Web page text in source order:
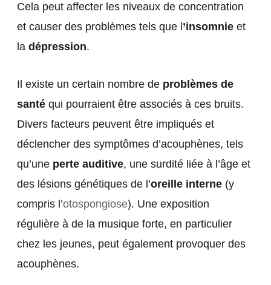
Cela peut affecter les niveaux de concentration
et causer des problèmes tels que l ’insomnieet
la dépression.
Il existe un certain nombre de problèmes de
santéqui pourraient être associés à ces bruits.
Divers facteurs peuvent être impliqués et
déclencher des symptômes d’acouphènes, tels
qu’uneperte auditive, une surdité liée à l’âge et
des lésions génétiques de l’oreille interne(y
compris l’otospongiose). Une exposition
régulière à de la musique forte, en particulier
chez les jeunes, peut également provoquer des
acouphènes.